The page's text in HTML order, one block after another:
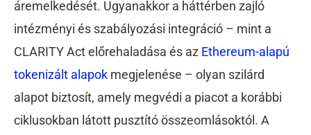
áremelkedését. Ugyanakkor a háttérben zajló
intézményi és szabályozási integráció – mint a
CLARITY Act előrehaladása és az Ethereum-alapú
tokenizált alapok megjelenése – olyan szilárd
alapot biztosít, amely megvédi a piacot a korábbi
ciklusokban látott pusztító összeomlásoktól. A